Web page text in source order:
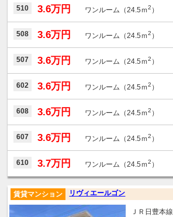
510 3.6万円 ワンルーム（24.5ｍ2 ）
508 3.6万円 ワンルーム（24.5ｍ2 ）
507 3.6万円 ワンルーム（24.5ｍ2 ）
602 3.6万円 ワンルーム（24.5ｍ2 ）
608 3.6万円 ワンルーム（24.5ｍ2 ）
607 3.6万円 ワンルーム（24.5ｍ2 ）
610 3.7万円 ワンルーム（24.5ｍ2 ）
リヴィエールゴン
賃貸マンション
ＪＲ日豊本線